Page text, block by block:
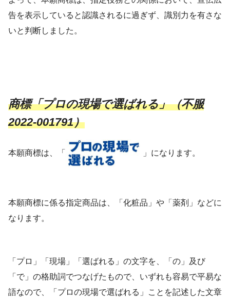
告を表示していると認識されるに過ぎず、識別力を有さな
いと判断しました。
商標「プロの現場で選ばれる」（不服
2022-001791）
本願商標は、「 」になります。
本願商標に係る指定商品は、「化粧品」や「薬剤」などに
なります。
「プロ」「現場」「選ばれる」の文字を、「の」及び
「で」の格助詞でつなげたもので、いずれも容易で平易な
語なので、「プロの現場で選ばれる」ことを記述した文章